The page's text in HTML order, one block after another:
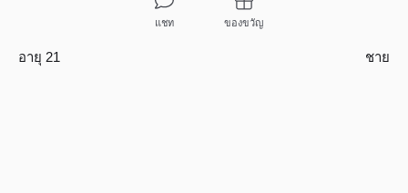
แชท ของขวัญ
อายุ 21 ชาย